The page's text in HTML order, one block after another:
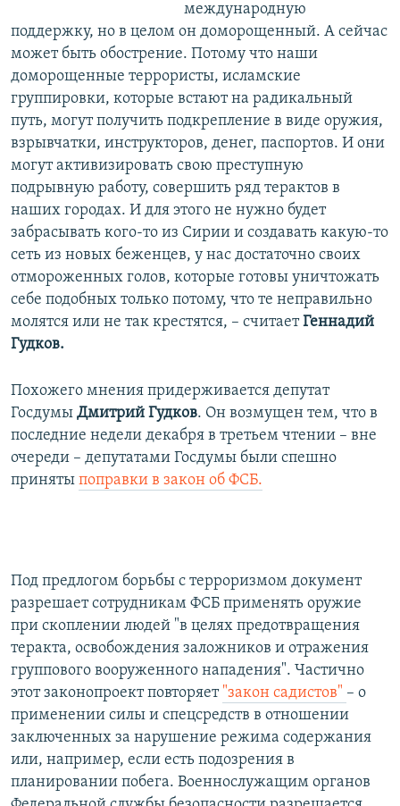
международную
поддержку, но в целом он доморощенный. А сейчас
может быть обострение. Потому что наши
доморощенные террористы, исламские
группировки, которые встают на радикальный
путь, могут получить подкрепление в виде оружия,
взрывчатки, инструкторов, денег, паспортов. И они
могут активизировать свою преступную
подрывную работу, совершить ряд терактов в
наших городах. И для этого не нужно будет
забрасывать кого-то из Сирии и создавать какую-то
сеть из новых беженцев, у нас достаточно своих
отмороженных голов, которые готовы уничтожать
себе подобных только потому, что те неправильно
молятся или не так крестятся, – считаетГеннадий
Гудков.
Похожего мнения придерживается депутат
Госдумы Дмитрий Гудков. Он возмущен тем, что в
последние недели декабря в третьем чтении – вне
очереди – депутатами Госдумы были спешно
приняты поправки в закон об ФСБ.
Под предлогом борьбы с терроризмом документ
разрешает сотрудникам ФСБ применять оружие
при скоплении людей "в целях предотвращения
теракта, освобождения заложников и отражения
группового вооруженного нападения". Частично
этот законопроект повторяет "закон садистов" – о
применении силы и спецсредств в отношении
заключенных за нарушение режима содержания
или, например, если есть подозрения в
планировании побега. Военнослужащим органов